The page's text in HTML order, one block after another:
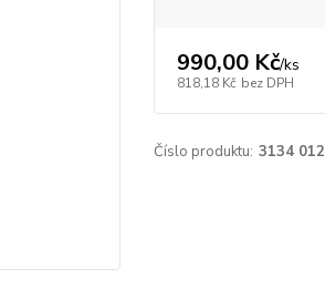
990,00 Kč/ks
818,18 Kč bez DPH
Číslo produktu: 3134 012